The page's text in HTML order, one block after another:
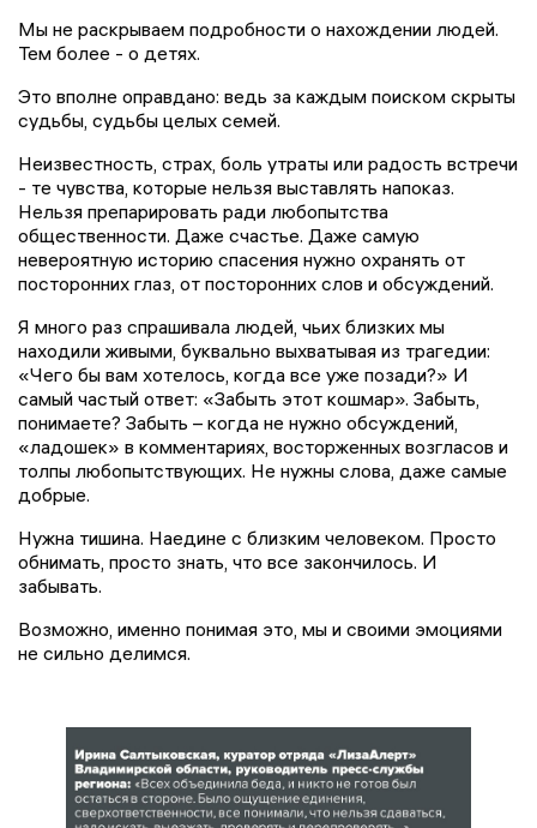
Мы не раскрываем подробности о нахождении людей.
Тем более - о детях.
Это вполне оправдано: ведь за каждым поиском скрыты
судьбы, судьбы целых семей.
Неизвестность, страх, боль утраты или радость встречи
- те чувства, которые нельзя выставлять напоказ.
Нельзя препарировать ради любопытства
общественности. Даже счастье. Даже самую
невероятную историю спасения нужно охранять от
посторонних глаз, от посторонних слов и обсуждений.
Я много раз спрашивала людей, чьих близких мы
находили живыми, буквально выхватывая из трагедии:
«Чего бы вам хотелось, когда все уже позади?» И
самый частый ответ: «Забыть этот кошмар». Забыть,
понимаете? Забыть – когда не нужно обсуждений,
«ладошек» в комментариях, восторженных возгласов и
толпы любопытствующих. Не нужны слова, даже самые
добрые.
Нужна тишина. Наедине с близким человеком. Просто
обнимать, просто знать, что все закончилось. И
забывать.
Возможно, именно понимая это, мы и своими эмоциями
не сильно делимся.